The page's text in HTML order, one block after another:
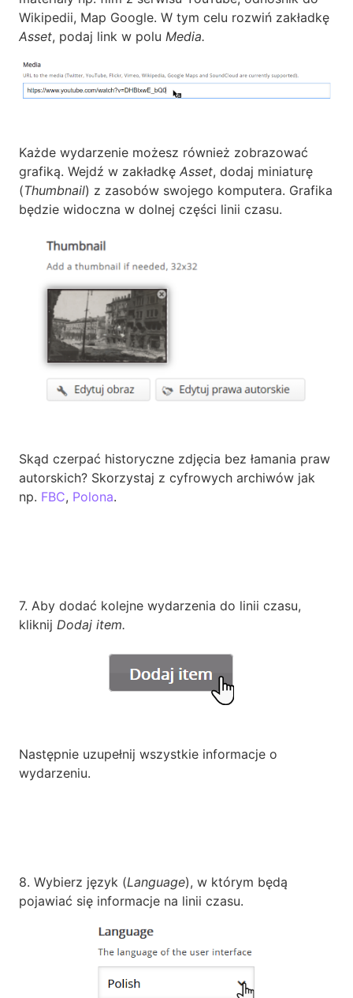
Wikipedii, Map Google. W tym celu rozwiń zakładkę
Asset, podaj link w polu Media.
Każde wydarzenie możesz również zobrazować
grafiką. Wejdź w zakładkę Asset, dodaj miniaturę
(Thumbnail) z zasobów swojego komputera. Grafika
będzie widoczna w dolnej części linii czasu.
Skąd czerpać historyczne zdjęcia bez łamania praw
autorskich? Skorzystaj z cyfrowych archiwów jak
np. FBC, Polona.
7. Aby dodać kolejne wydarzenia do linii czasu,
kliknij Dodaj item.
Następnie uzupełnij wszystkie informacje o
wydarzeniu.
8. Wybierz język (Language), w którym będą
pojawiać się informacje na linii czasu.